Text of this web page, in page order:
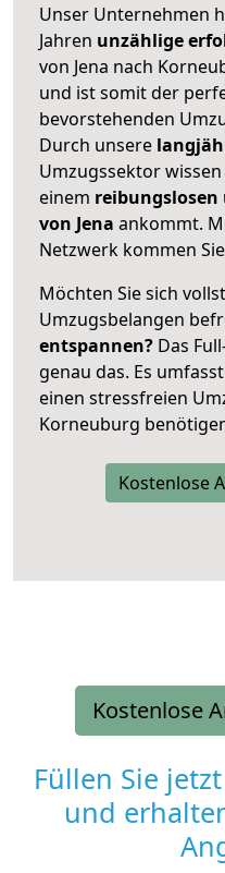
Unser Unternehmen
Jahren unzählige
von Jena nach
und ist somit der
bevorstehenden
Durch unsere
Umzugssektor
einem reibungslosen
von Jena ankommt.
Netzwerk kommen
Möchten Sie sich
Umzugsbelangen
entspannen? Das
genau das. Es
einen stressfreien
Korneuburg
Kostenlose
Kostenlose
Füllen Sie
und